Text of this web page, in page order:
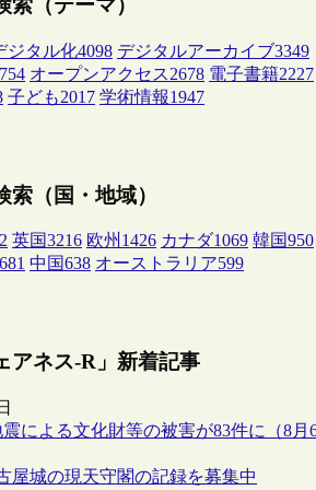
（テーマ）
ジタル化4098 デジタルアーカイブ3349
オープンアクセス2678 電子書籍2227
子ども2017 学術情報1947
（国・地域）
英国3216 欧州 1426 カナダ1069 韓国950
681 中国638 オーストラリア599
アネス-R」新着記事
による文化財等の被害が83件に（8月
屋城の現天守閣の記録を募集中